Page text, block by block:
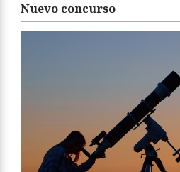
Nuevo concurso